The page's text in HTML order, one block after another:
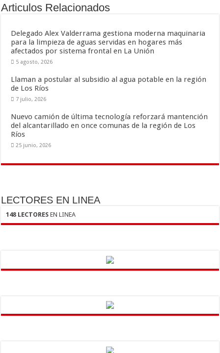
k
r
Articulos Relacionados
Delegado Alex Valderrama gestiona moderna maquinaria
para la limpieza de aguas servidas en hogares más
afectados por sistema frontal en La Unión
5 agosto, 2026
Llaman a postular al subsidio al agua potable en la región
de Los Ríos
7 julio, 2026
Nuevo camión de última tecnología reforzará mantención
del alcantarillado en once comunas de la región de Los
Ríos
25 junio, 2026
LECTORES EN LINEA
148 LECTORES EN LINEA